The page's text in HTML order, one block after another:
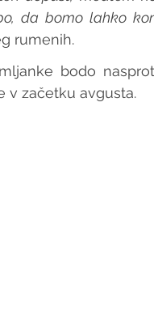
da bomo lahko
rumenih.
bodo
v začetku avgusta.